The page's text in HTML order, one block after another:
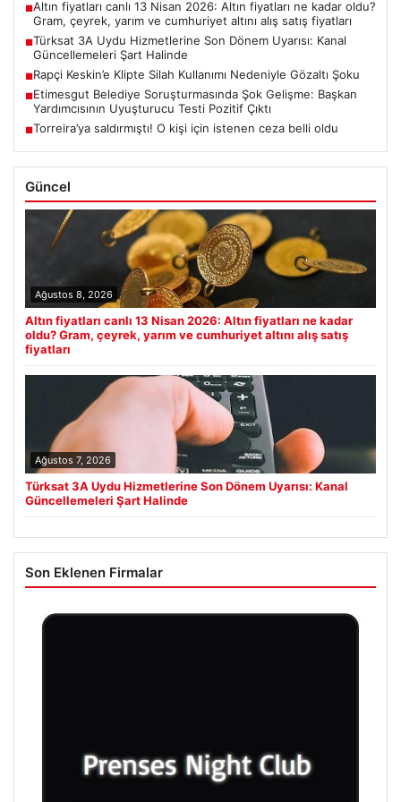
■Altın fiyatları canlı 13 Nisan 2026: Altın fiyatları ne kadar oldu?
Gram, çeyrek, yarım ve cumhuriyet altını alış satış fiyatları
■Türksat 3A Uydu Hizmetlerine Son Dönem Uyarısı: Kanal
Güncellemeleri Şart Halinde
■Rapçi Keskin’e Klipte Silah Kullanımı Nedeniyle Gözaltı Şoku
■Etimesgut Belediye Soruşturmasında Şok Gelişme: Başkan
Yardımcısının Uyuşturucu Testi Pozitif Çıktı
■Torreira’ya saldırmıştı! O kişi için istenen ceza belli oldu
Güncel
Ağustos 8, 2026
Altın fiyatları canlı 13 Nisan 2026: Altın fiyatları ne kadar
oldu? Gram, çeyrek, yarım ve cumhuriyet altını alış satış
fiyatları
Ağustos 7, 2026
Türksat 3A Uydu Hizmetlerine Son Dönem Uyarısı: Kanal
Güncellemeleri Şart Halinde
Son Eklenen Firmalar